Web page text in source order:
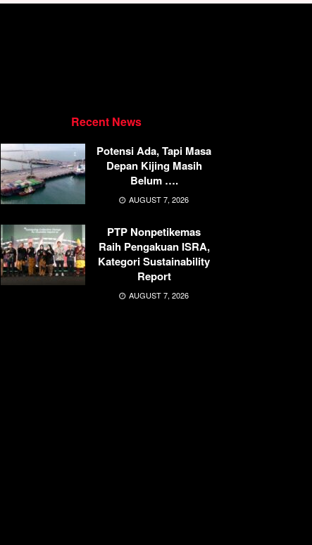
Recent News
Potensi Ada, Tapi Masa
Depan Kijing Masih
Belum ….
AUGUST 7, 2026
PTP Nonpetikemas
Raih Pengakuan ISRA,
Kategori Sustainability
Report
AUGUST 7, 2026